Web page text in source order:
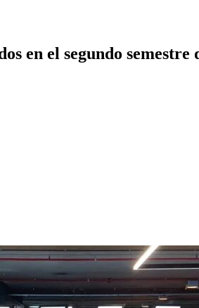
en el segundo semestre